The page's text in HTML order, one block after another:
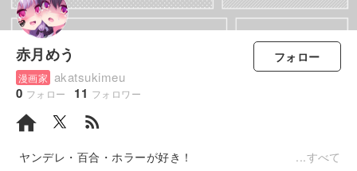
赤月めう
漫画家 akatsukimeu
0 フォロー 11 フォロワー
フォロー
rss_feed
ヤンデレ・百合・ホラーが好き！ すべて